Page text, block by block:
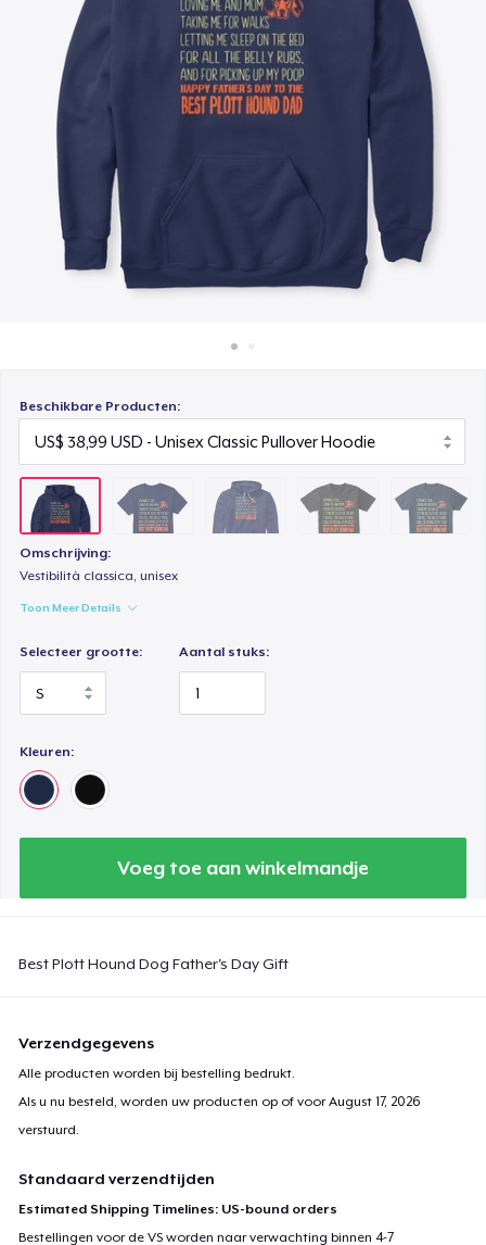
Verkoop overal
Verkoop alles
Beschikbare Producten:
Omschrijving:
Vestibilità classica, unisex
Toon Meer Details
Selecteer grootte: Aantal stuks:
Kleuren:
Voeg toe aan winkelmandje
Best Plott Hound Dog Father's Day Gift
Verzendgegevens
Alle producten worden bij bestelling bedrukt.
Als u nu besteld, worden uw producten op of voorAugust 17, 2026
verstuurd.
Standaard verzendtijden
Estimated Shipping Timelines: US-bound orders
Bestellingen voor de VS worden naar verwachting binnen 4-7
Unisex Premium Pullover Hoodie
US$ 44,99
Triblend Tee
Comfort Tee
US$ 22,99
Mug
Premium V-Neck Tee
US$ 23,99
Classic Tank Top
US$ 21,99
Premium Tank Top
US$ 23,77